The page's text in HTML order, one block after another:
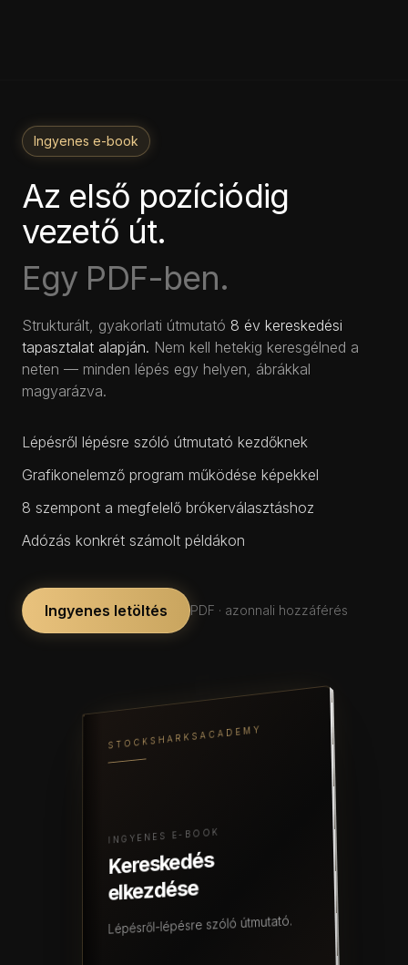
Ingyenes e-book
Az első pozíciódig
vezető út.
Egy PDF-ben.
Strukturált, gyakorlati útmutató 8 év kereskedési
tapasztalat alapján. Nem kell hetekig keresgélned a
neten — minden lépés egy helyen, ábrákkal
magyarázva.
Lépésről lépésre szóló útmutató kezdőknek
Grafikonelemző program működése képekkel
8 szempont a megfelelő brókerválasztáshoz
Adózás konkrét számolt példákon
Ingyenes letöltés PDF · azonnali hozzáférés
STOCKSHARKSACADEMY
INGYENES E-BOOK
Kereskedés
elkezdése
Lépésről-lépésre szóló útmutató.